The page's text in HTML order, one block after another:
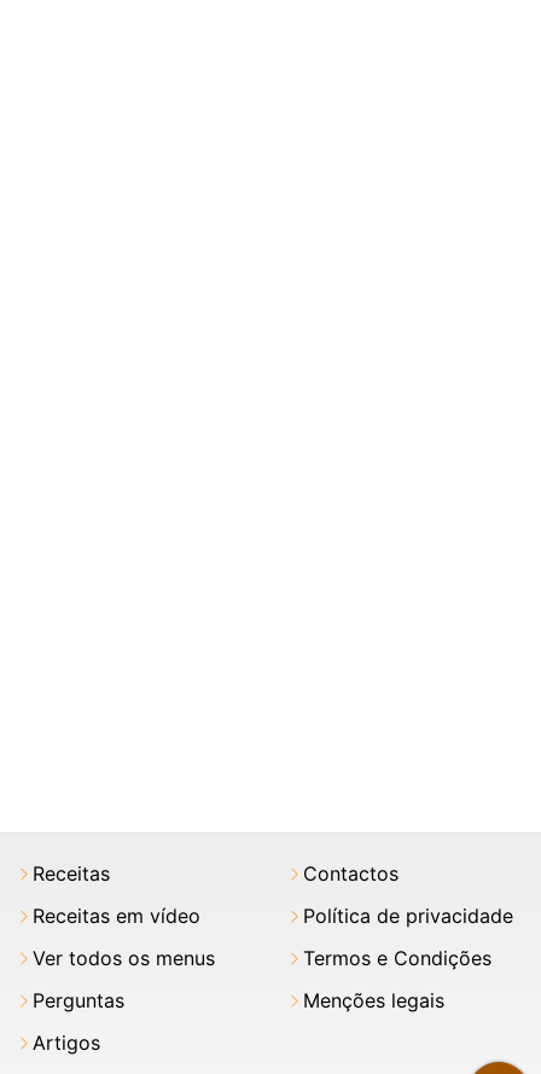
Receitas
Receitas em vídeo
Ver todos os menus
Perguntas
Artigos
Contactos
Política de privacidade
Termos e Condições
Menções legais